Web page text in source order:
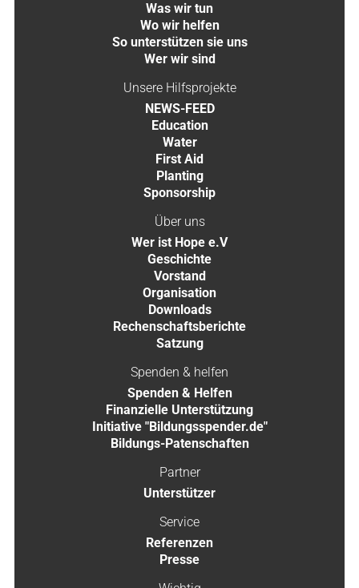
Was wir tun
Wo wir helfen
So unterstützen sie uns
Wer wir sind
Unsere Hilfsprojekte
NEWS-FEED
Education
Water
First Aid
Planting
Sponsorship
Über uns
Wer ist Hope e.V
Geschichte
Vorstand
Organisation
Downloads
Rechenschaftsberichte
Satzung
Spenden & helfen
Spenden & Helfen
Finanzielle Unterstützung
Initiative "Bildungsspender.de"
Bildungs-Patenschaften
Partner
Unterstützer
Service
Referenzen
Presse